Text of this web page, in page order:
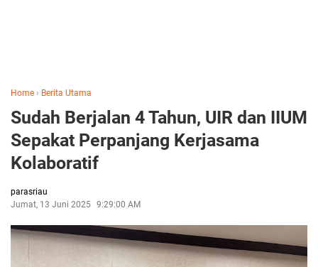
Home › Berita Utama
Sudah Berjalan 4 Tahun, UIR dan IIUM
Sepakat Perpanjang Kerjasama
Kolaboratif
parasriau
Jumat, 13 Juni 2025 9:29:00 AM